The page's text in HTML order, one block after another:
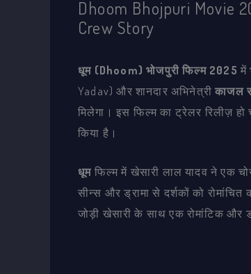
Dhoom Bhojpuri Movie
Crew Story
धूम (Dhoom) भोजपुरी फिल्म 2025 में
Yadav) और शानदार अभिनेत्रीकाजल
मिलेगा। इस फिल्म का ट्रेलर रिलीज़
किया है।
धूम फिल्म में खेसारी लाल यादव ने एक
सीन्स और ड्रामा से दर्शकों को
जोड़ी खेसारी के साथ एक रोमांटिक और